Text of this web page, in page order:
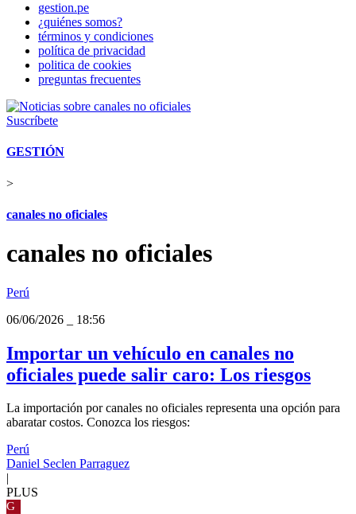
gestion.pe
¿quiénes somos?
términos y condiciones
política de privacidad
politica de cookies
preguntas frecuentes
Suscríbete
GESTIÓN
>
canales no oficiales
canales no oficiales
Perú
06/06/2026
18:56
Importar un vehículo en canales no
oficiales puede salir caro: Los riesgos
La importación por canales no oficiales representa una opción para
abaratar costos. Conozca los riesgos:
Perú
Daniel Seclen Parraguez
PLUS
G